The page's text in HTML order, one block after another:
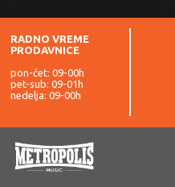
RADNO VREME
PRODAVNICE
pon-čet: 09-00h
pet-sub: 09-01h
nedelja: 09-00h